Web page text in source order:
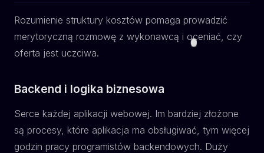
Rozumienie struktury kosztów pomaga prowadzić
merytoryczną rozmowę z wykonawcą i oceniać, czy
oferta jest uczciwa.
Backend i logika biznesowa
Serce każdej aplikacji webowej. Im bardziej złożone
są procesy, które aplikacja ma obsługiwać, tym więcej
godzin pracy programistów backendowych. Duży